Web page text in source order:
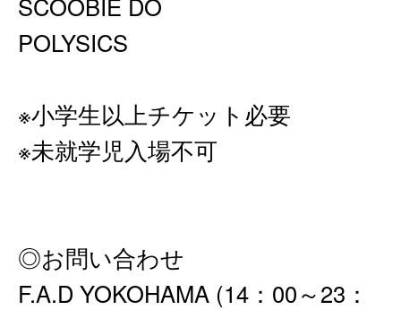
POLYSICS
※小学生以上チケット必要
※未就学児入場不可
◎お問い合わせ
F.A.D YOKOHAMA (14：00～23：